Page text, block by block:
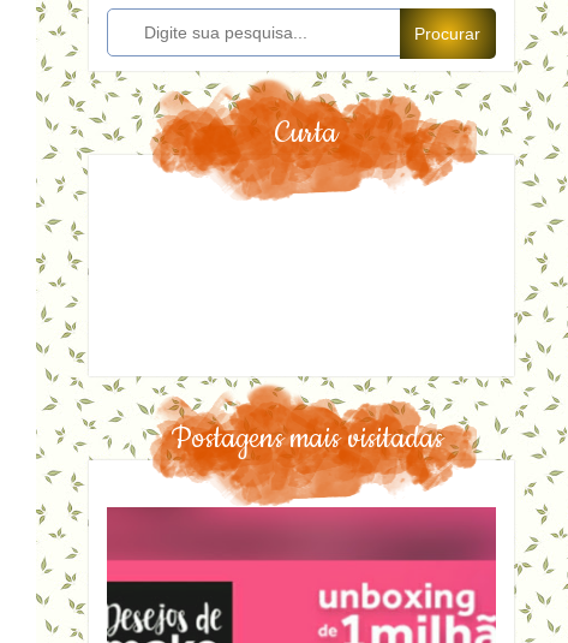
Procurar
Curta
Postagens mais visitadas